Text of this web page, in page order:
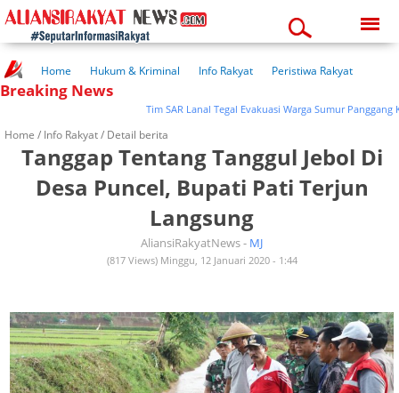
03:39:59 pm
Home Hukum & Kriminal Info Rakyat
Peristiwa Rakyat
Kuliner Rakyat
Wisata Rakyat
Kesehatan
Breaking News
Tim SAR Lanal Tegal Evakuasi Warga Sumur Panggang
Home / Info Rakyat/ Detail berita
Tanggap Tentang Tanggul Jebol Di
Desa Puncel, Bupati Pati Terjun
Langsung
AliansiRakyatNews - MJ
(817 Views) Minggu, 12 Januari 2020 - 1:44